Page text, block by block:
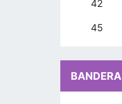
42
45
BANDERA